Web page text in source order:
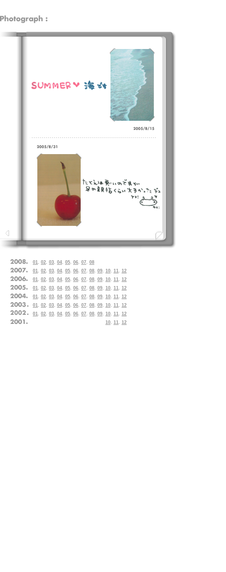
01. 02. 03. 04. 05. 06. 07. 08
01. 02. 03. 04. 05. 06. 07. 08. 09. 10. 11. 12
01. 02. 03. 04. 05. 06. 07. 08. 09. 10. 11. 12
01. 02. 03. 04. 05. 06. 07. 08. 09. 10. 11. 12
01. 02. 03. 04. 05. 06. 07. 08. 09. 10. 11. 12
01. 02. 03. 04. 05. 06. 07. 08. 09. 10. 11. 12
01. 02. 03. 04. 05. 06. 07. 08. 09. 10. 11. 12
10. 11. 12